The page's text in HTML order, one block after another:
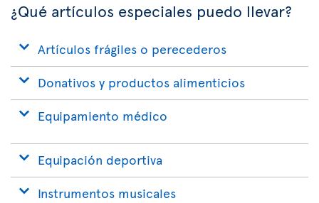
¿Qué artículos especiales puedo llevar?
Artículos frágiles o perecederos
Donativos y productos alimenticios
Equipamiento médico
Equipación deportiva
Instrumentos musicales